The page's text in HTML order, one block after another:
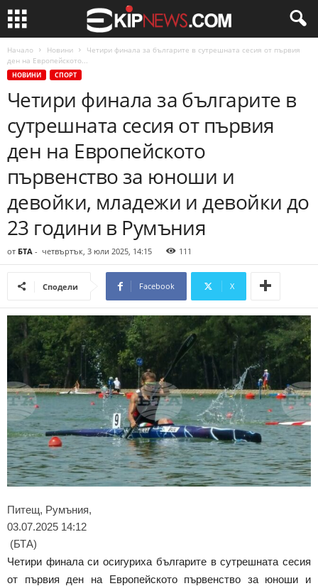
Начало Новини
Четири финала за българите в сутрешната сесия от първия
ден на Европейското...
НОВИНИ СПОРТ
Четири финала за българите в
сутрешната сесия от първия
ден на Европейското
първенство за юноши и
девойки, младежи и девойки до
23 години в Румъния
от БТА - четвъртък, 3 юли 2025, 14:15 111
Сподели Facebook X
Питещ, Румъния,
03.07.2025 14:12
(БТА)
Четири финала си осигуриха българите в сутрешната сесия
от първия ден на Европейското първенство за юноши и